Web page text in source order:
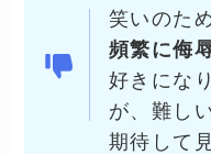
笑いのた
頻繁に侮
好きにな
が、難し
期待して